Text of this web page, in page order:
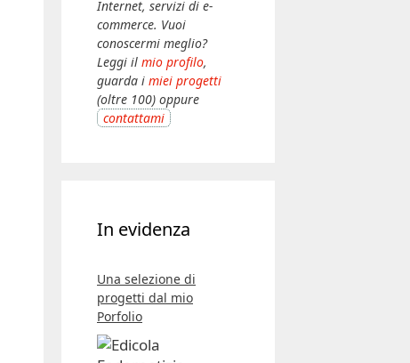
Internet, servizi di e-
commerce. Vuoi
conoscermi meglio?
Leggi il mio profilo,
guarda i miei progetti
(oltre 100) oppure
contattami
In evidenza
Una selezione di
progetti dal mio
Porfolio